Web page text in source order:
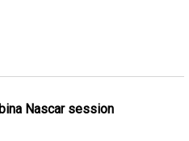
Nascar session